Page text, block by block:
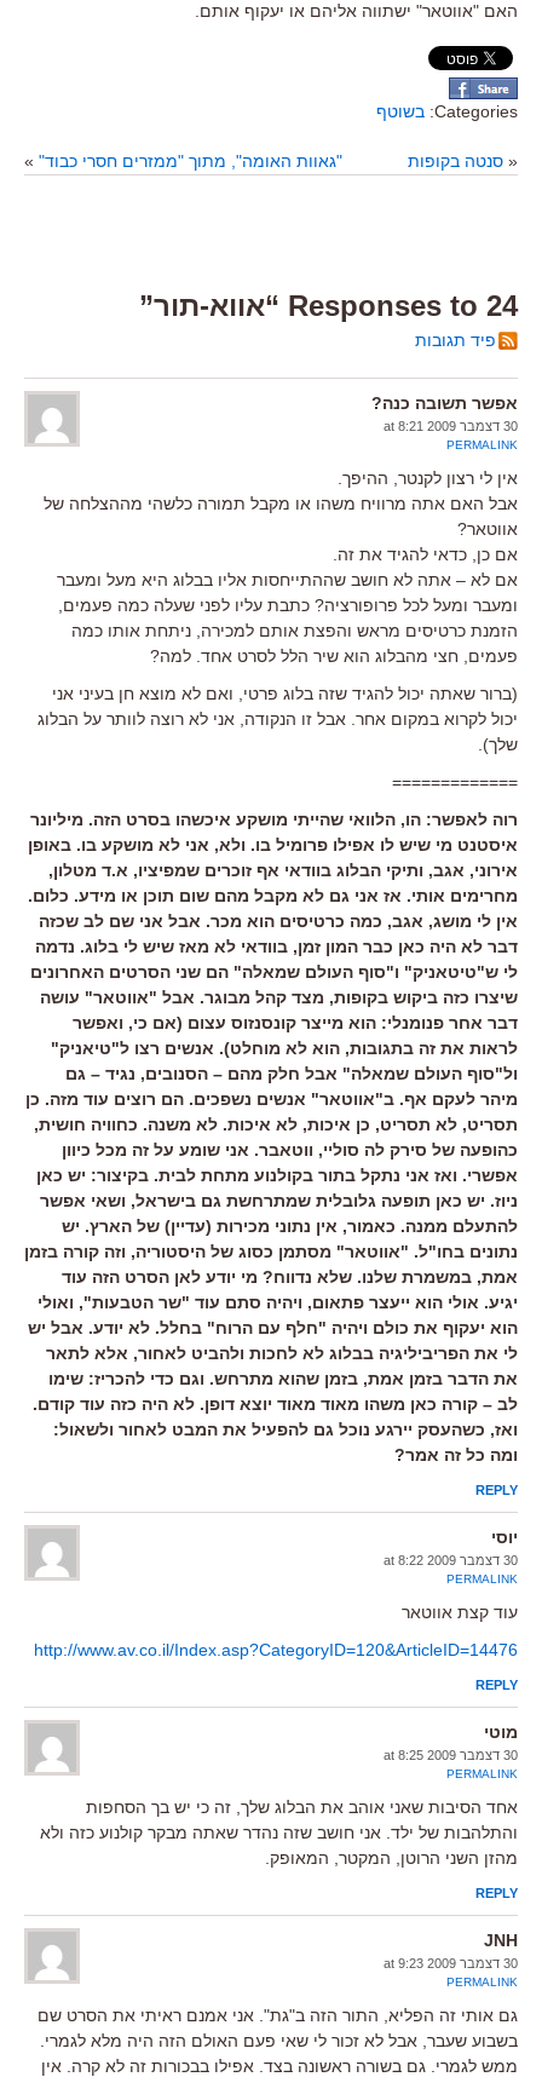
האם "אווטאר" ישתווה אליהם או יעקוף אותם.
Categories: בשוטף
« סנטה בקופות "גאוות האומה", מתוך "ממזרים חסרי כבוד" »
24 Responses to “אווא-תור”
פיד תגובות
אפשר תשובה כנה?
30 דצמבר 2009 at 8:21
PERMALINK
אין לי רצון לקנטר, ההיפך.
אבל האם אתה מרוויח משהו או מקבל תמורה כלשהי מההצלחה של
אווטאר?
אם כן, כדאי להגיד את זה.
אם לא – אתה לא חושב שההתייחסות אליו בבלוג היא מעל ומעבר
ומעבר ומעל לכל פרופורציה? כתבת עליו לפני שעלה כמה פעמים,
הזמנת כרטיסים מראש והפצת אותם למכירה, ניתחת אותו כמה
פעמים, חצי מהבלוג הוא שיר הלל לסרט אחד. למה?
(ברור שאתה יכול להגיד שזה בלוג פרטי, ואם לא מוצא חן בעיני אני
יכול לקרוא במקום אחר. אבל זו הנקודה, אני לא רוצה לוותר על הבלוג
שלך).
=============
רוה לאפשר: הו, הלוואי שהייתי מושקע איכשהו בסרט הזה. מיליונר
איסטנט מי שיש לו אפילו פרומיל בו. ולא, אני לא מושקע בו. באופן
אירוני, אגב, ותיקי הבלוג בוודאי אף זוכרים שמפיציו, א.ד מטלון,
מחרימים אותי. אז אני גם לא מקבל מהם שום תוכן או מידע. כלום.
אין לי מושג, אגב, כמה כרטיסים הוא מכר. אבל אני שם לב שכזה
דבר לא היה כאן כבר המון זמן, בוודאי לא מאז שיש לי בלוג. נדמה
לי ש"טיטאניק" ו"סוף העולם שמאלה" הם שני הסרטים האחרונים
שיצרו כזה ביקוש בקופות, מצד קהל מבוגר. אבל "אווטאר" עושה
דבר אחר פנומנלי: הוא מייצר קונסנזוס עצום (אם כי, ואפשר
לראות את זה בתגובות, הוא לא מוחלט). אנשים רצו ל"טיאניק"
ול"סוף העולם שמאלה" אבל חלק מהם – הסנובים, נגיד – גם
מיהר לעקם אף. ב"אווטאר" אנשים נשפכים. הם רוצים עוד מזה. כן
תסריט, לא תסריט, כן איכות, לא איכות. לא משנה. כחוויה חושית,
כהופעה של סירק לה סוליי, ווטאבר. אני שומע על זה מכל כיוון
אפשרי. ואז אני נתקל בתור בקולנוע מתחת לבית. בקיצור: יש כאן
ניוז. יש כאן תופעה גלובלית שמתרחשת גם בישראל, ושאי אפשר
להתעלם ממנה. כאמור, אין נתוני מכירות (עדיין) של הארץ. יש
נתונים בחו"ל. "אווטאר" מסתמן כסוג של היסטוריה, וזה קורה בזמן
אמת, במשמרת שלנו. שלא נדווח? מי יודע לאן הסרט הזה עוד
יגיע. אולי הוא ייעצר פתאום, ויהיה סתם עוד "שר הטבעות", ואולי
הוא יעקוף את כולם ויהיה "חלף עם הרוח" בחלל. לא יודע. אבל יש
לי את הפריביליגיה בבלוג לא לחכות ולהביט לאחור, אלא לתאר
את הדבר בזמן אמת, בזמן שהוא מתרחש. וגם כדי להכריז: שימו
לב – קורה כאן משהו מאוד מאוד יוצא דופן. לא היה כזה עוד קודם.
ואז, כשהעסק יירגע נוכל גם להפעיל את המבט לאחור ולשאול:
ומה כל זה אמר?
REPLY
יוסי
30 דצמבר 2009 at 8:22
PERMALINK
עוד קצת אווטאר
http://www.av.co.il/Index.asp?CategoryID=120&ArticleID=14476
REPLY
מוטי
30 דצמבר 2009 at 8:25
PERMALINK
אחד הסיבות שאני אוהב את הבלוג שלך, זה כי יש בך הסחפות
והתלהבות של ילד. אני חושב שזה נהדר שאתה מבקר קולנוע כזה ולא
מהזן השני הרוטן, המקטר, המאופק.
REPLY
JNH
30 דצמבר 2009 at 9:23
PERMALINK
גם אותי זה הפליא, התור הזה ב"גת". אני אמנם ראיתי את הסרט שם
בשבוע שעבר, אבל לא זכור לי שאי פעם האולם הזה היה מלא לגמרי.
ממש לגמרי. גם בשורה ראשונה בצד. אפילו בבכורות זה לא קרה. אין